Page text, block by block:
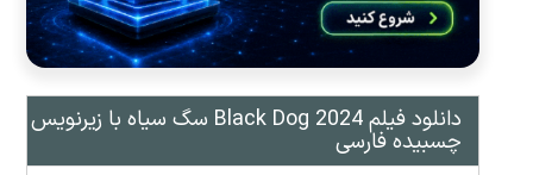
دانلود فیلم Black Dog 2024 سگ سیاه با زیرنویس
چسبیده فارسی